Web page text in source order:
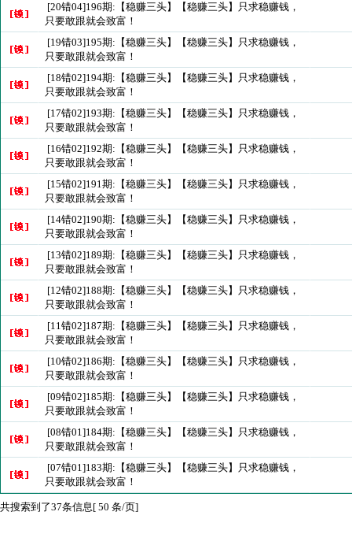
[20错04]196期:【稳赚三头】【稳赚三头】只求稳赚钱，
只要敢跟就会致富！
[19错03]195期:【稳赚三头】【稳赚三头】只求稳赚钱，
只要敢跟就会致富！
[18错02]194期:【稳赚三头】【稳赚三头】只求稳赚钱，
只要敢跟就会致富！
[17错02]193期:【稳赚三头】【稳赚三头】只求稳赚钱，
只要敢跟就会致富！
[16错02]192期:【稳赚三头】【稳赚三头】只求稳赚钱，
只要敢跟就会致富！
[15错02]191期:【稳赚三头】【稳赚三头】只求稳赚钱，
只要敢跟就会致富！
[14错02]190期:【稳赚三头】【稳赚三头】只求稳赚钱，
只要敢跟就会致富！
[13错02]189期:【稳赚三头】【稳赚三头】只求稳赚钱，
只要敢跟就会致富！
[12错02]188期:【稳赚三头】【稳赚三头】只求稳赚钱，
只要敢跟就会致富！
[11错02]187期:【稳赚三头】【稳赚三头】只求稳赚钱，
只要敢跟就会致富！
[10错02]186期:【稳赚三头】【稳赚三头】只求稳赚钱，
只要敢跟就会致富！
[09错02]185期:【稳赚三头】【稳赚三头】只求稳赚钱，
只要敢跟就会致富！
[08错01]184期:【稳赚三头】【稳赚三头】只求稳赚钱，
只要敢跟就会致富！
[07错01]183期:【稳赚三头】【稳赚三头】只求稳赚钱，
只要敢跟就会致富！
共搜索到了37条信息[ 50 条/页]